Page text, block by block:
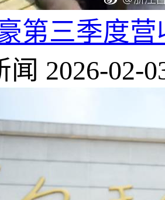
第三季度
闻 2026-02-